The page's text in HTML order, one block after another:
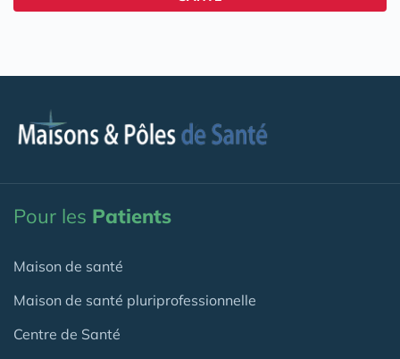
Pour les Patients
Maison de santé
Maison de santé pluriprofessionnelle
Centre de Santé